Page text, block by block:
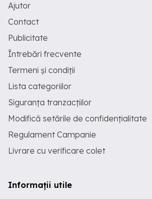
Ajutor
Contact
Publicitate
Întrebări frecvente
Termeni și condiții
Lista categoriilor
Siguranța tranzacțiilor
Modifică setările de confidențialitate
Regulament Campanie
Livrare cu verificare colet
Informații utile